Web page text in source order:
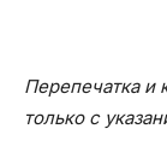
Перепечатка и
только с